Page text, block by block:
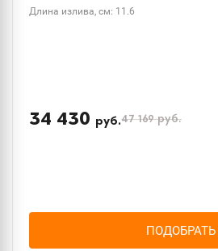
Длина излива, см: 11.6
34 430 руб.47 169руб.
ПОДОБРАТЬ